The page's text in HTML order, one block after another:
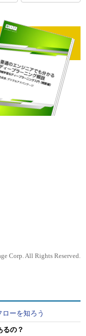
Test &
ブログ
Corp. All Rights Reserved.
ーを知ろう
の？